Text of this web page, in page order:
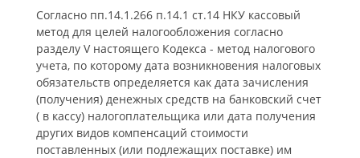
Согласно пп.14.1.266 п.14.1 ст.14 НКУ кассовый
метод для целей налогообложения согласно
разделу V настоящего Кодекса - метод налогового
учета, по которому дата возникновения налоговых
обязательств определяется как дата зачисления
(получения) денежных средств на банковский счет
( в кассу) налогоплательщика или дата получения
других видов компенсаций стоимости
поставленных (или подлежащих поставке) им